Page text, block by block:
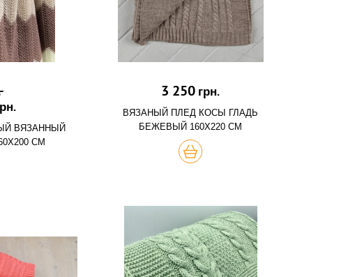
ВЯЗАННЫЙ
СМ
3 250 грн.
ВЯЗАНЫЙ ПЛЕД КОСЫ ГЛАДЬ
БЕЖЕВЫЙ 160Х220 СМ
ХОЧУ